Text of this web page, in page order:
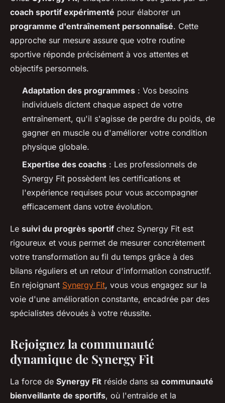
coach sportif expérimenté pour élaborer un
programme d'entraînement personnalisé. Cette
approche sur mesure assure que votre routine
sportive réponde précisément à vos attentes et
objectifs personnels.
Adaptation des programmes : Vos besoins
individuels dictent chaque aspect de votre
entraînement, qu'il s'agisse de perdre du poids, de
gagner en muscle ou d'améliorer votre condition
physique globale.
Expertise des coachs : Les professionnels de
Synergy Fit possèdent les certifications et
l'expérience requises pour vous accompagner
efficacement dans votre évolution.
Le suivi du progrès sportif chez Synergy Fit est
rigoureux et vous permet de mesurer concrètement
votre transformation au fil du temps grâce à des
bilans réguliers et un retour d'information constructif.
En rejoignant Synergy Fit, vous vous engagez sur la
voie d'une amélioration constante, encadrée par des
spécialistes dévoués à votre réussite.
Rejoignez la communauté
dynamique de Synergy Fit
La force de Synergy Fit réside dans sa communauté
bienveillante de sportifs, où l'entraide et la